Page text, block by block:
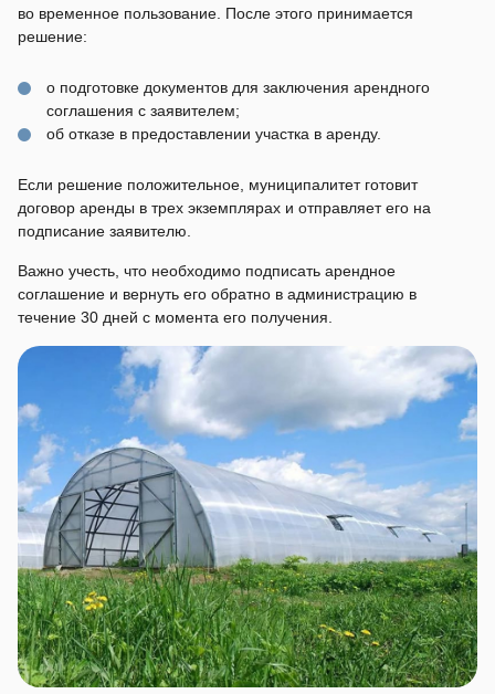
во временное пользование. После этого принимается
решение:
о подготовке документов для заключения арендного
соглашения с заявителем;
об отказе в предоставлении участка в аренду.
Если решение положительное, муниципалитет готовит
договор аренды в трех экземплярах и отправляет его на
подписание заявителю.
Важно учесть, что необходимо подписать арендное
соглашение и вернуть его обратно в администрацию в
течение 30 дней с момента его получения.